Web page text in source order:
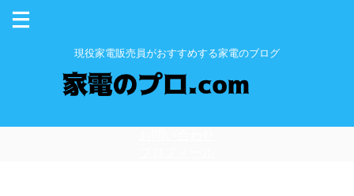
現役家電販売員がおすすめする家電のブログ